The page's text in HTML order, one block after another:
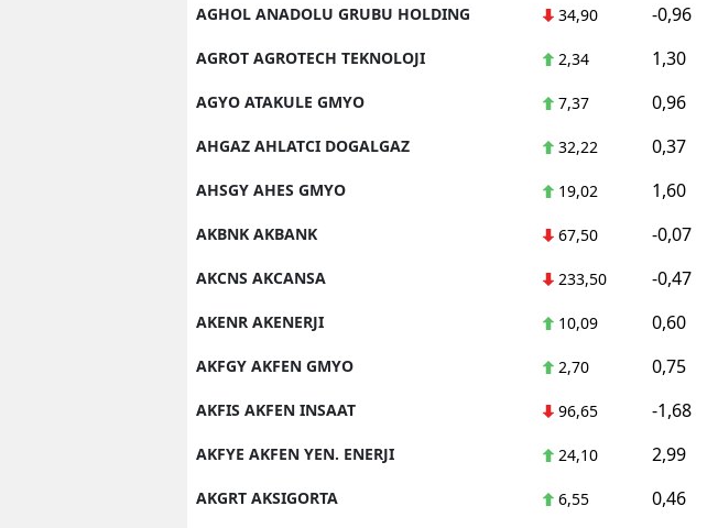
AGHOL ANADOLU GRUBU HOLDING 34,90 -0,96
AGROT AGROTECH TEKNOLOJI 2,34 1,30
AGYO ATAKULE GMYO 7,37 0,96
AHGAZ AHLATCI DOGALGAZ 32,22 0,37
AHSGY AHES GMYO 19,02 1,60
AKBNK AKBANK 67,50 -0,07
AKCNS AKCANSA 233,50 -0,47
AKENR AKENERJI 10,09 0,60
AKFGY AKFEN GMYO 2,70 0,75
AKFIS AKFEN INSAAT 96,65 -1,68
AKFYE AKFEN YEN. ENERJI 24,10 2,99
AKGRT AKSIGORTA 6,55 0,46